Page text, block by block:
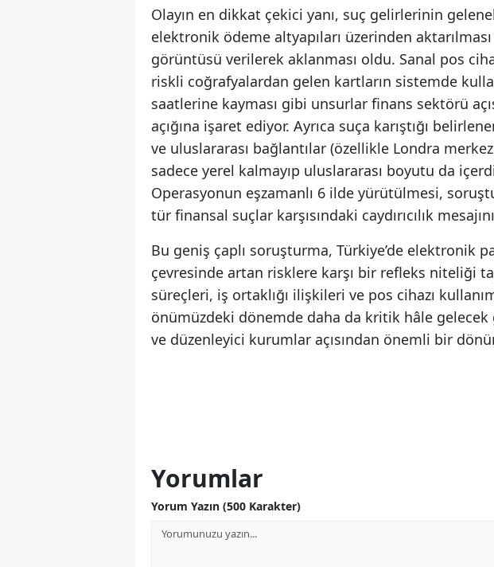
Olayın en dikkat çekici yanı, suç gelirlerinin
elektronik ödeme altyapıları üzerinden
görüntüsü verilerek aklanması oldu. Sanal pos
riskli coğrafyalardan gelen kartların sistemde
saatlerine kayması gibi unsurlar finans sektörü
açığına işaret ediyor. Ayrıca suça karıştığı
ve uluslararası bağlantılar (özellikle Londra
sadece yerel kalmayıp uluslararası boyutu da
Operasyonun eşzamanlı 6 ilde yürütülmesi,
tür finansal suçlar karşısındaki caydırıcılık
Bu geniş çaplı soruşturma, Türkiye’de elektronik
çevresinde artan risklere karşı bir refleks niteliği
süreçleri, iş ortaklığı ilişkileri ve pos cihazı
önümüzdeki dönemde daha da kritik hâle
ve düzenleyici kurumlar açısından önemli bir
Yorumlar
Yorum Yazın (500 Karakter)